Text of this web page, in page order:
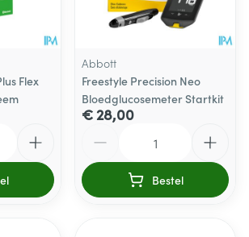
Flex
Abbott
Freestyle Precision Neo
Bloedglucosemeter Startkit
€ 28,00
Bestel